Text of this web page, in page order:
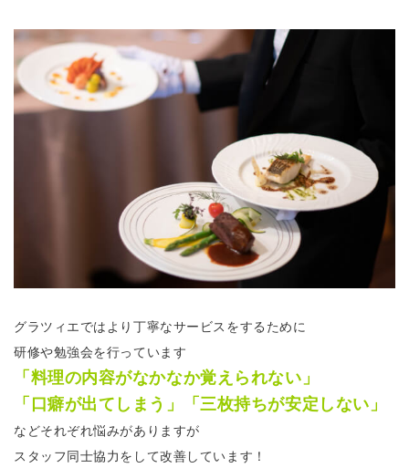
グラツィエではより丁寧なサービスをするために
研修や勉強会を行っています
「料理の内容がなかなか覚えられない」
「口癖が出てしまう」「三枚持ちが安定しない」
などそれぞれ悩みがありますが
スタッフ同士協力をして改善しています！